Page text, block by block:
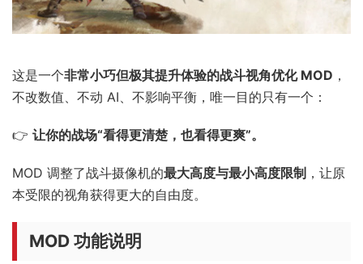
这是一个非常小巧但极其提升体验的战斗视角优化 MOD ，
不改数值、不动 AI、不影响平衡，唯一目的只有一个：
👉 让你的战场“看得更清楚，也看得更爽”。
MOD 调整了战斗摄像机的最大高度与最小高度限制 ，让原
本受限的视角获得更大的自由度。
MOD 功能说明